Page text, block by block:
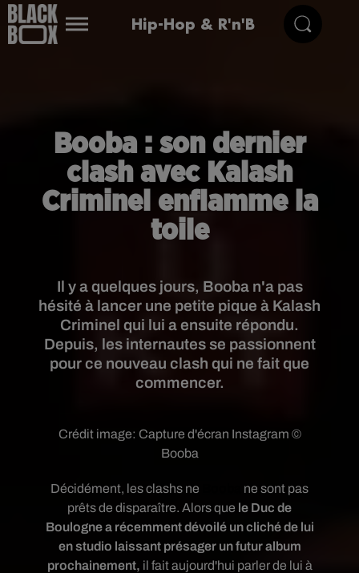
Hip-Hop & R'n'B
Booba : son dernier
clash avec Kalash
Criminel enflamme la
toile
Il y a quelques jours, Booba n'a pas
hésité à lancer une petite pique à Kalash
Criminel qui lui a ensuite répondu.
Depuis, les internautes se passionnent
pour ce nouveau clash qui ne fait que
commencer.
Crédit image: Capture d'écran Instagram ©
Booba
Décidément, les clashs ne
ne sont pas
prêts de disparaître. Alors que le Duc de
Boulogne a récemment dévoilé un cliché de lui
en studio laissant présager un futur album
prochainement, il fait aujourd'hui parler de lui à